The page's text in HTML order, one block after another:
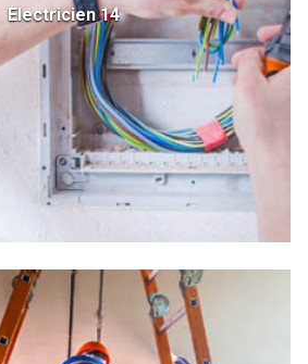
Electricien 14